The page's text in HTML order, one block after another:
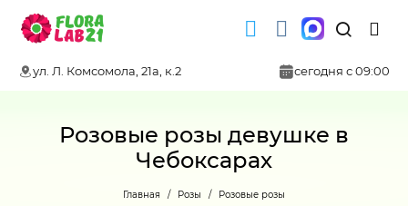
ул. Л. Комсомола, 21а, к.2 сегодня с 09:00
Розовые розы девушке в
Чебоксарах
Главная Розы Розовые розы